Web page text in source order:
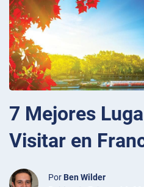
7 Mejores
Visitar en
Por Ben Wilder